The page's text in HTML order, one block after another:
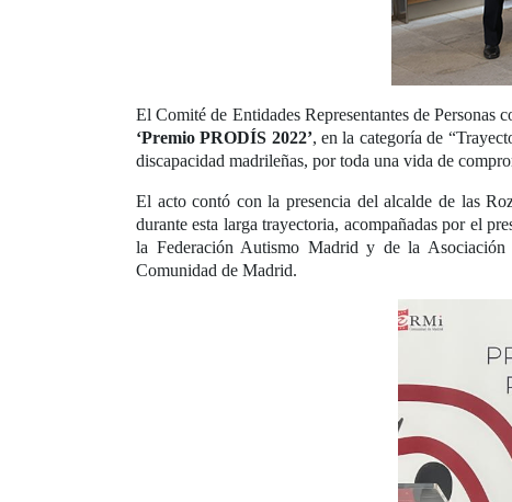
El Comité de Entidades Representantes de
‘Premio PRODÍS 2022’, en la categoría de
discapacidad madrileñas, por toda una vida de
El acto contó con la presencia del alcalde de las
durante esta larga trayectoria, acompañadas por el
la Federación Autismo Madrid y de la Asociación
Comunidad de Madrid.